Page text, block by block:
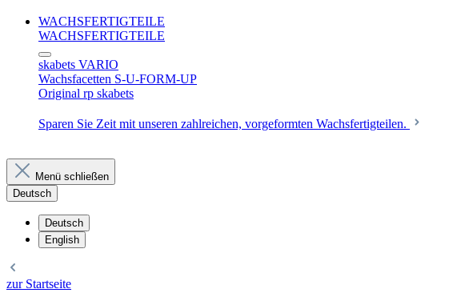
WACHSFERTIGTEILE
WACHSFERTIGTEILE
skabets VARIO
Wachsfacetten S-U-FORM-UP
Original rp skabets
Sparen Sie Zeit mit unseren zahlreichen, vorgeformten Wachsfertigteilen.
Menü schließen
Deutsch
Deutsch
English
zur Startseite